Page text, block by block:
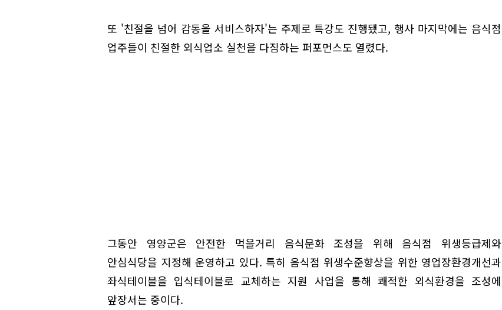
또 '친절을 넘어 감동을 서비스하자'는 주제로 특강도 진행됐고, 행사 마지막에는 음식점
업주들이 친절한 외식업소 실천을 다짐하는 퍼포먼스도 열렸다.
그동안 영양군은 안전한 먹을거리 음식문화 조성을 위해 음식점 위생등급제와
안심식당을 지정해 운영하고 있다. 특히 음식점 위생수준향상을 위한 영업장환경개선과
좌식테이블을 입식테이블로 교체하는 지원 사업을 통해 쾌적한 외식환경을 조성에
앞장서는 중이다.